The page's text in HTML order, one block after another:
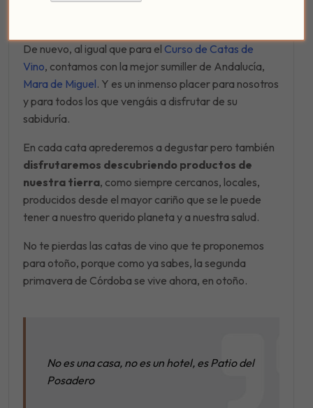
De nuevo, al igual que para el Curso de Catas de
Vino, contamos con la mejor sumiller de Andalucía,
Mara de Miguel. Y es un inmenso placer para nosotros
y para todos los que vengáis a disfrutar de su
sabiduría.
En cada cata aprederemos a degustar pero también
disfrutaremos descubriendo productos de
nuestra tierra, como siempre cercanos, locales,
producidos desde el mayor cariño que se le puede
tener a nuestro querido planeta y a nuestra salud.
No te pierdas las catas de vino que te proponemos
para otoño, porque como ya sabes, la segunda
primavera de Córdoba se vive ahora, en otoño.
No es una casa, no es un hotel, es Patio del
Posadero